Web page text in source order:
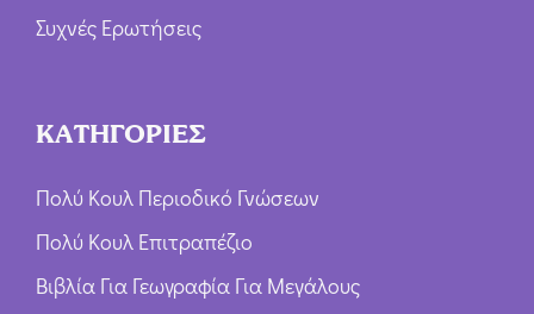
Συχνές Ερωτήσεις
ΚΑΤΗΓΟΡΙΕΣ
Πολύ Κουλ Περιοδικό Γνώσεων
Πολύ Κουλ Επιτραπέζιο
Βιβλία Για Γεωγραφία Για Μεγάλους